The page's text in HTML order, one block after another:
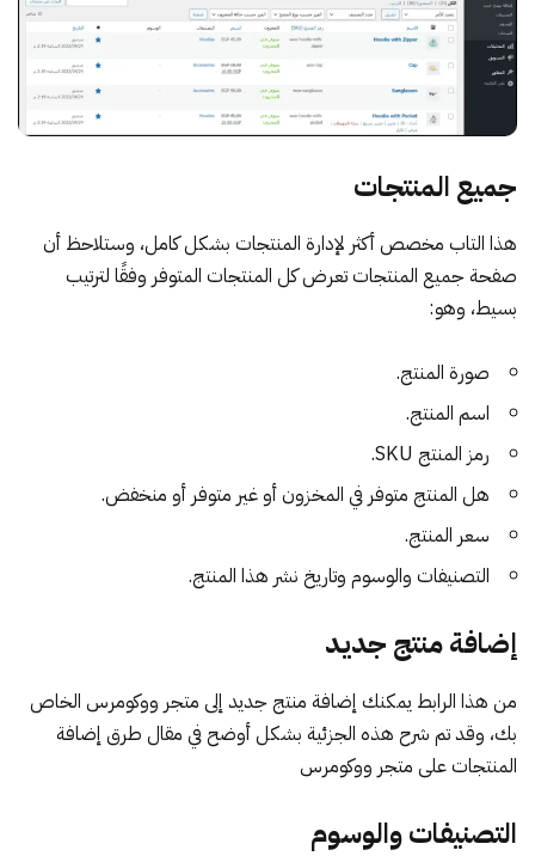
جميع المنتجات
هذا التاب مخصص أكثر لإدارة المنتجات بشكل كامل، وستلاحظ أن
صفحة جميع المنتجات تعرض كل المنتجات المتوفر وفقًا لترتيب
بسيط، وهو:
صورة المنتج.
اسم المنتج.
رمز المنتج SKU.
هل المنتج متوفر في المخزون أو غير متوفر أو منخفض.
سعر المنتج.
التصنيفات والوسوم وتاريخ نشر هذا المنتج.
إضافة منتج جديد
من هذا الرابط يمكنك إضافة منتج جديد إلى متجر ووكومرس الخاص
بك، وقد تم شرح هذه الجزئية بشكل أوضح في مقال طرق إضافة
المنتجات على متجر ووكومرس
التصنيفات والوسوم